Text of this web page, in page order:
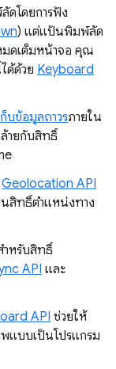
ดโดยการฟัง
) แต่แป้นพิมพ์ลัด
มดเต็มหน้าจอ คุณ
ด้ด้วย Keyboard
บข้อมูลถาวรภายใน
ายกับสิทธิ์
Geolocation API
สิทธิ์ตำแหน่งทาง
ำหรับสิทธิ์
API และ
API ช่วยให้
แบบเป็นโปรแกรม